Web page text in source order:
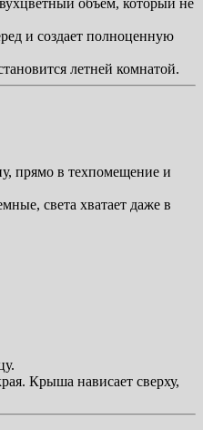
объем, который не
и создает полноценную
летней комнатой.
прямо в техпомещение и
света хватает даже в
Крыша нависает сверху,